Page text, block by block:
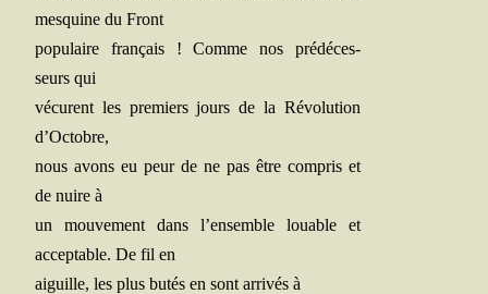
mes­quine du Front
popu­laire fran­çais ! Comme nos pré­dé­ces­
seurs qui
vécurent les pre­miers jours de la Révo­lu­tion
d’Octobre,
nous avons eu peur de ne pas être com­pris et
de nuire à
un mou­ve­ment dans l’ensemble louable et
accep­table. De fil en
aiguille, les plus butés en sont arri­vés à